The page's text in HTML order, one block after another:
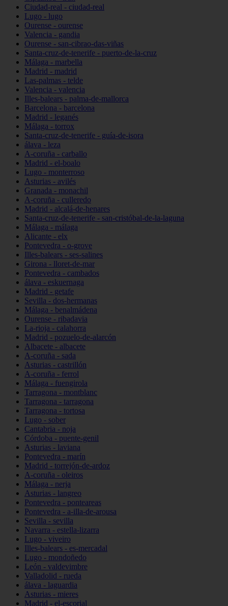
Ciudad-real - ciudad-real
Lugo - lugo
Ourense - ourense
Valencia - gandia
Ourense - san-cibrao-das-viñas
Santa-cruz-de-tenerife - puerto-de-la-cruz
Málaga - marbella
Madrid - madrid
Las-palmas - telde
Valencia - valencia
Illes-balears - palma-de-mallorca
Barcelona - barcelona
Madrid - leganés
Málaga - torrox
Santa-cruz-de-tenerife - guía-de-isora
álava - leza
A-coruña - carballo
Madrid - el-boalo
Lugo - monterroso
Asturias - avilés
Granada - monachil
A-coruña - culleredo
Madrid - alcalá-de-henares
Santa-cruz-de-tenerife - san-cristóbal-de-la-laguna
Málaga - málaga
Alicante - elx
Pontevedra - o-grove
Illes-balears - ses-salines
Girona - lloret-de-mar
Pontevedra - cambados
álava - eskuernaga
Madrid - getafe
Sevilla - dos-hermanas
Málaga - benalmádena
Ourense - ribadavia
La-rioja - calahorra
Madrid - pozuelo-de-alarcón
Albacete - albacete
A-coruña - sada
Asturias - castrillón
A-coruña - ferrol
Málaga - fuengirola
Tarragona - montblanc
Tarragona - tarragona
Tarragona - tortosa
Lugo - sober
Cantabria - noja
Córdoba - puente-genil
Asturias - laviana
Pontevedra - marín
Madrid - torrejón-de-ardoz
A-coruña - oleiros
Málaga - nerja
Asturias - langreo
Pontevedra - ponteareas
Pontevedra - a-illa-de-arousa
Sevilla - sevilla
Navarra - estella-lizarra
Lugo - viveiro
Illes-balears - es-mercadal
Lugo - mondoñedo
León - valdevimbre
Valladolid - rueda
álava - laguardia
Asturias - mieres
Madrid - el-escorial